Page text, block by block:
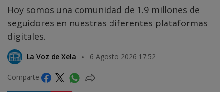
Hoy somos una comunidad de 1.9 millones de
seguidores en nuestras diferentes plataformas
digitales.
La Voz de Xela 6 Agosto 2026 17:52
Comparte